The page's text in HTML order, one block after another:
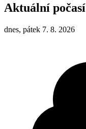
Aktuální počasí
dnes, pátek 7. 8. 2026